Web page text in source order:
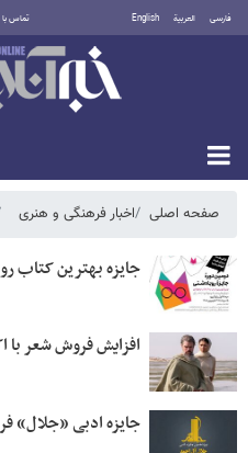
فارسی العربية English تماس با
شنبه ۱۷ مرداد ۱۴۰۵
صفحه اصلی اخبار فرهنگی و هنری
جایزه بهترین کتاب
افزایش فروش شعر با
جایزه ادبی «جلال»